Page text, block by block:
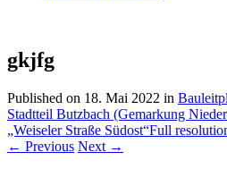
gkjfg
Published on 18. Mai 2022 in
Stadtteil Butzbach (Gemarkung
„Weiseler Straße Südost“Full
← Previous Next →